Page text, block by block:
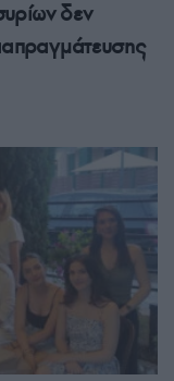
δεν